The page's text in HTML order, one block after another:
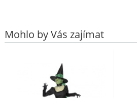
Mohlo by Vás zajímat